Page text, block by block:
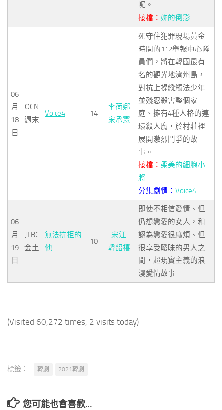
呢。
接檔： 妳的倒影
06
月
18
日
OCN
週末
Voice4 14
李荷娜
宋承憲
死守住犯罪現場黃金
時間的112舉報中心隊
員們，將在韓國最有
名的觀光地濟州島，
對抗上操縱觸法少年
並殘忍殺害整個家
庭、擁有4種人格的連
環殺人魔，於村莊裡
展開激烈鬥爭的故
事。
接檔： 柔美的細胞小
將
分集劇情： Voice4
06
月
19
日
JTBC
金土
無法抗拒的
他
10
宋江
韓韶禧
即使不相信愛情、但
仍想戀愛的女人，和
認為戀愛很麻煩、但
很享受曖昧的男人之
間，超現實主義的浪
漫愛情故事
(Visited 60,272 times, 2 visits today)
標籤： 韓劇 2021韓劇
您可能也會喜歡…